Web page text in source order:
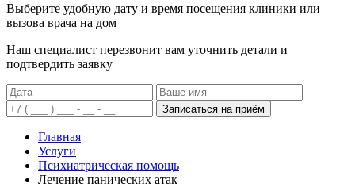
Выберите удобную дату и время посещения клиники или
вызова врача на дом
Наш специалист перезвонит вам уточнить детали и
подтвердить заявку
Записаться на приём
Главная
Услуги
Психиатрическая помощь
Лечение панических атак